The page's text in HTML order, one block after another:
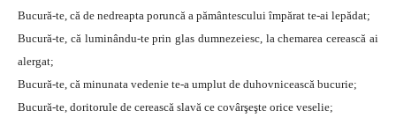
Bucură-te, că de nedreapta poruncă a pământescului împărat te-ai lepădat;
Bucură-te, că luminându-te prin glas dumnezeiesc, la chemarea cerească ai
alergat;
Bucură-te, că minunata vedenie te-a umplut de duhovnicească bucurie;
Bucură-te, doritorule de cerească slavă ce covârşeşte orice veselie;